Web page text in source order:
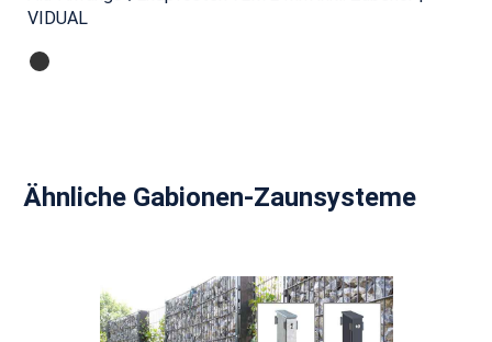
VIDUAL
Produktgalerie überspringen
Ähnliche Gabionen-Zaunsysteme